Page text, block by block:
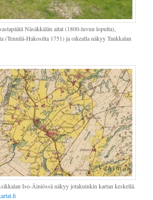
Näsäkkälän aitat (1800-luvun lopulta),
(Tennilä-Hakosilta 1751) ja oikealla näkyy Tankkalan
Iso-Äiniössä näkyy jotakuinkin kartan keskellä.